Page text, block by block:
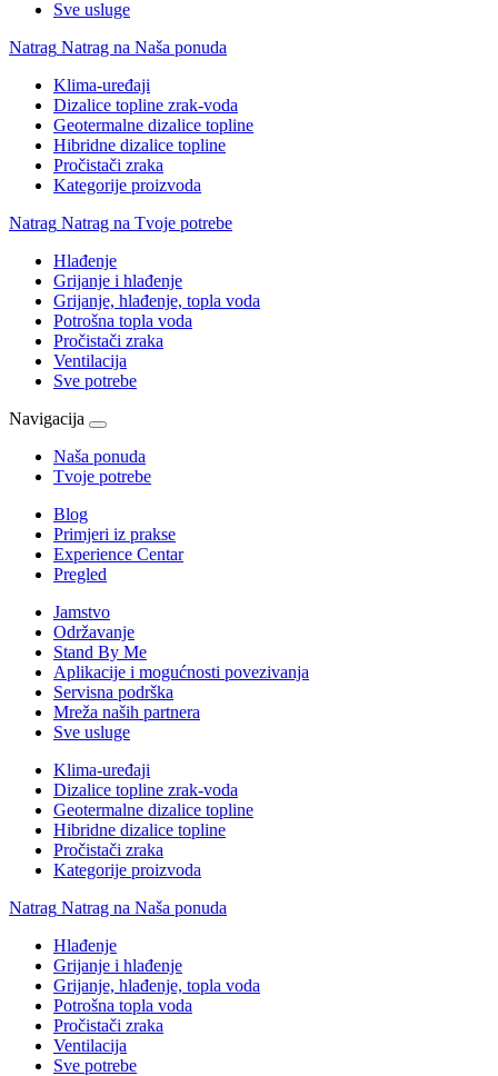
Sve usluge
Natrag Natrag na Naša ponuda
Klima-uređaji
Dizalice topline zrak-voda
Geotermalne dizalice topline
Hibridne dizalice topline
Pročistači zraka
Kategorije proizvoda
Natrag Natrag na Tvoje potrebe
Hlađenje
Grijanje i hlađenje
Grijanje, hlađenje, topla voda
Potrošna topla voda
Pročistači zraka
Ventilacija
Sve potrebe
Navigacija
Naša ponuda
Tvoje potrebe
Blog
Primjeri iz prakse
Experience Centar
Pregled
Jamstvo
Održavanje
Stand By Me
Aplikacije i mogućnosti povezivanja
Servisna podrška
Mreža naših partnera
Sve usluge
Klima-uređaji
Dizalice topline zrak-voda
Geotermalne dizalice topline
Hibridne dizalice topline
Pročistači zraka
Kategorije proizvoda
Natrag Natrag na Naša ponuda
Hlađenje
Grijanje i hlađenje
Grijanje, hlađenje, topla voda
Potrošna topla voda
Pročistači zraka
Ventilacija
Sve potrebe